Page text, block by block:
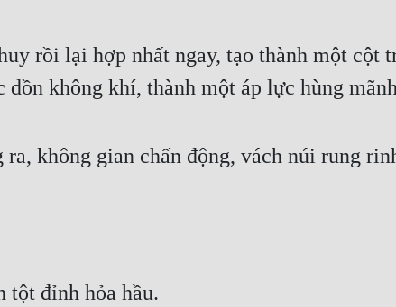
rồi lại hợp nhất ngay, tạo thành một cột
không khí, thành một áp lực hùng
không gian chấn động, vách núi rung
tột đỉnh hỏa hầu.